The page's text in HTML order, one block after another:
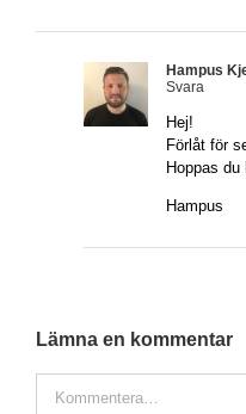
Hampus
Svara
Hej!
Förlåt för
Hoppas
Hampus
Lämna en kommentar